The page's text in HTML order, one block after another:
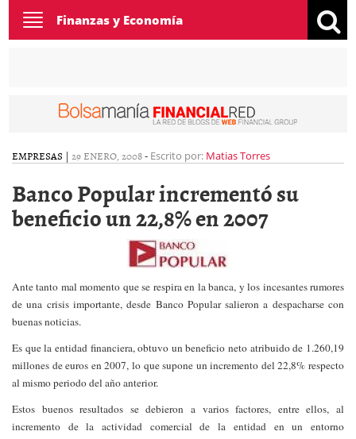
Toggle
navigation
Finanzas y Economía
EMPRESAS | 29 ENERO, 2008- Escrito por: Matias Torres
Banco Popular incrementó su
beneficio un 22,8% en 2007
Ante tanto mal momento que se respira en la banca, y los incesantes rumores
de una crisis importante, desde Banco Popular salieron a despacharse con
buenas noticias.
Es que la entidad financiera, obtuvo un beneficio neto atribuido de 1.260,19
millones de euros en 2007, lo que supone un incremento del 22,8% respecto
al mismo periodo del año anterior.
Estos buenos resultados se debieron a varios factores, entre ellos, al
incremento de la actividad comercial de la entidad en un entorno